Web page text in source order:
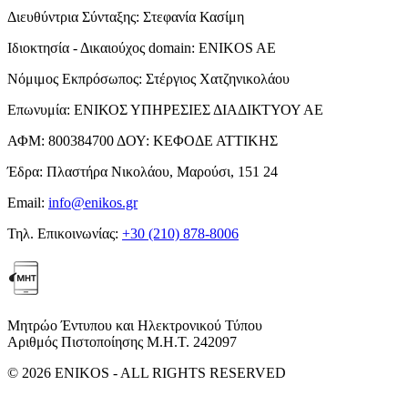
Διευθύντρια Σύνταξης: Στεφανία Κασίμη
Ιδιοκτησία - Δικαιούχος domain: ENIKOS AE
Νόμιμος Εκπρόσωπος: Στέργιος Χατζηνικολάου
Επωνυμία: ΕΝΙΚΟΣ ΥΠΗΡΕΣΙΕΣ ΔΙΑΔΙΚΤΥΟΥ ΑΕ
ΑΦΜ: 800384700 ΔΟΥ: ΚΕΦΟΔΕ ΑΤΤΙΚΗΣ
Έδρα: Πλαστήρα Νικολάου, Μαρούσι, 151 24
Email: info@enikos.gr
Τηλ. Επικοινωνίας: +30 (210) 878-8006
Μητρώο Έντυπου και Ηλεκτρονικού Τύπου
Αριθμός Πιστοποίησης Μ.Η.Τ. 242097
© 2026 ENIKOS - ALL RIGHTS RESERVED